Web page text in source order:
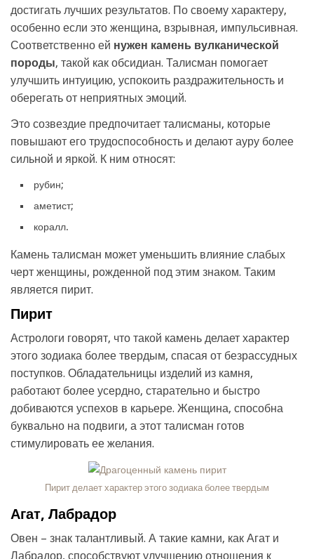
достигать лучших результатов. По своему характеру,
особенно если это женщина, взрывная, импульсивная.
Соответственно ей нужен камень вулканической
породы, такой как обсидиан. Талисман помогает
улучшить интуицию, успокоить раздражительность и
оберегать от неприятных эмоций.
Это созвездие предпочитает талисманы, которые
повышают его трудоспособность и делают ауру более
сильной и яркой. К ним относят:
рубин;
аметист;
коралл.
Камень талисман может уменьшить влияние слабых
черт женщины, рожденной под этим знаком. Таким
является пирит.
Пирит
Астрологи говорят, что такой камень делает характер
этого зодиака более твердым, спасая от безрассудных
поступков. Обладательницы изделий из камня,
работают более усердно, старательно и быстро
добиваются успехов в карьере. Женщина, способна
буквально на подвиги, а этот талисман готов
стимулировать ее желания.
Пирит делает характер этого зодиака более твердым
Агат, Лабрадор
Овен – знак талантливый. А такие камни, как Агат и
Лабрадор, способствуют улучшению отношения к